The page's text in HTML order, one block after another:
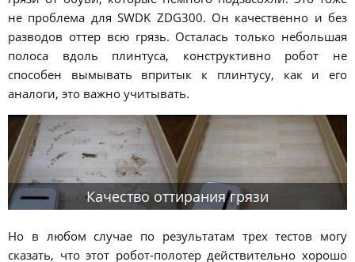
не проблема для SWDK ZDG300. Он качественно и без
разводов оттер всю грязь. Осталась только небольшая
полоса вдоль плинтуса, конструктивно робот не
способен вымывать впритык к плинтусу, как и его
аналоги, это важно учитывать.
Качество оттирания грязи
Но в любом случае по результатам трех тестов могу
сказать, что этот робот-полотер действительно хорошо